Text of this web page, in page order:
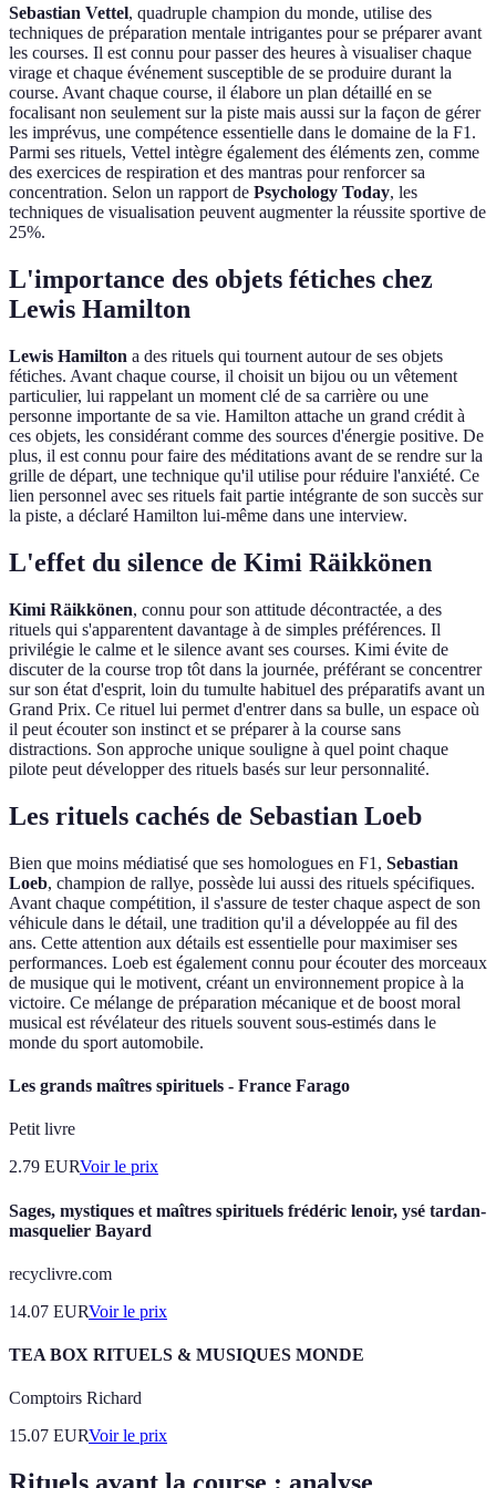
Sebastian Vettel, quadruple champion du monde, utilise des
techniques de préparation mentale intrigantes pour se préparer avant
les courses. Il est connu pour passer des heures à visualiser chaque
virage et chaque événement susceptible de se produire durant la
course. Avant chaque course, il élabore un plan détaillé en se
focalisant non seulement sur la piste mais aussi sur la façon de gérer
les imprévus, une compétence essentielle dans le domaine de la F1.
Parmi ses rituels, Vettel intègre également des éléments zen, comme
des exercices de respiration et des mantras pour renforcer sa
concentration. Selon un rapport de Psychology Today, les
techniques de visualisation peuvent augmenter la réussite sportive de
25%.
L'importance des objets fétiches chez
Lewis Hamilton
Lewis Hamilton a des rituels qui tournent autour de ses objets
fétiches. Avant chaque course, il choisit un bijou ou un vêtement
particulier, lui rappelant un moment clé de sa carrière ou une
personne importante de sa vie. Hamilton attache un grand crédit à
ces objets, les considérant comme des sources d'énergie positive. De
plus, il est connu pour faire des méditations avant de se rendre sur la
grille de départ, une technique qu'il utilise pour réduire l'anxiété. Ce
lien personnel avec ses rituels fait partie intégrante de son succès sur
la piste, a déclaré Hamilton lui-même dans une interview.
L'effet du silence de Kimi Räikkönen
Kimi Räikkönen, connu pour son attitude décontractée, a des
rituels qui s'apparentent davantage à de simples préférences. Il
privilégie le calme et le silence avant ses courses. Kimi évite de
discuter de la course trop tôt dans la journée, préférant se concentrer
sur son état d'esprit, loin du tumulte habituel des préparatifs avant un
Grand Prix. Ce rituel lui permet d'entrer dans sa bulle, un espace où
il peut écouter son instinct et se préparer à la course sans
distractions. Son approche unique souligne à quel point chaque
pilote peut développer des rituels basés sur leur personnalité.
Les rituels cachés de Sebastian Loeb
Bien que moins médiatisé que ses homologues en F1, Sebastian
Loeb, champion de rallye, possède lui aussi des rituels spécifiques.
Avant chaque compétition, il s'assure de tester chaque aspect de son
véhicule dans le détail, une tradition qu'il a développée au fil des
ans. Cette attention aux détails est essentielle pour maximiser ses
performances. Loeb est également connu pour écouter des morceaux
de musique qui le motivent, créant un environnement propice à la
victoire. Ce mélange de préparation mécanique et de boost moral
musical est révélateur des rituels souvent sous-estimés dans le
monde du sport automobile.
Les grands maîtres spirituels - France Farago
Petit livre
2.79 EURVoir le prix
Sages, mystiques et maîtres spirituels frédéric lenoir, ysé tardan-
masquelier Bayard
recyclivre.com
14.07 EURVoir le prix
TEA BOX RITUELS & MUSIQUES MONDE
Comptoirs Richard
15.07 EURVoir le prix